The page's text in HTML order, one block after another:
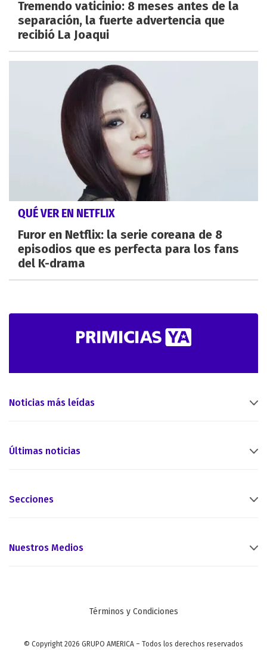
Tremendo vaticinio: 8 meses antes de la
separación, la fuerte advertencia que
recibió La Joaqui
QUÉ VER EN NETFLIX
Furor en Netflix: la serie coreana de 8
episodios que es perfecta para los fans
del K-drama
Noticias más leídas
Últimas noticias
Secciones
Nuestros Medios
Términos y Condiciones
© Copyright 2026 GRUPO AMERICA – Todos los derechos reservados